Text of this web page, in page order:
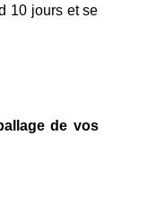
10 jours et se
de vos